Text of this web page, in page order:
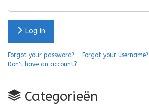
Log in
Forgot your password?
Forgot your username?
Don't have an account?
Categorieën